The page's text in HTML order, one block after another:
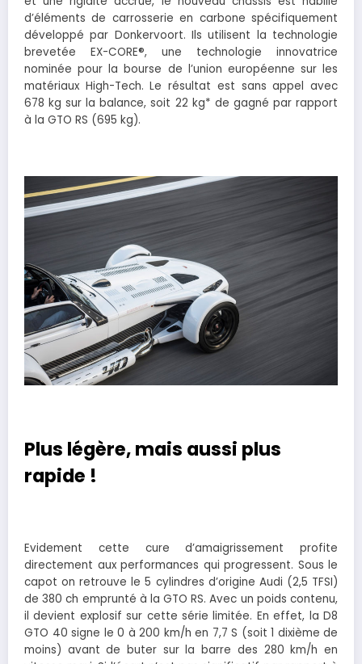
d’éléments de carrosserie en carbone spécifiquement
développé par Donkervoort. Ils utilisent la technologie
brevetée EX-CORE®, une technologie innovatrice
nominée pour la bourse de l’union européenne sur les
matériaux High-Tech. Le résultat est sans appel avec
678 kg sur la balance, soit 22 kg* de gagné par rapport
à la GTO RS (695 kg).
Plus légère, mais aussi plus
rapide !
Evidement cette cure d’amaigrissement profite
directement aux performances qui progressent. Sous le
capot on retrouve le 5 cylindres d’origine Audi (2,5 TFSI)
de 380 ch emprunté à la GTO RS. Avec un poids contenu,
il devient explosif sur cette série limitée. En effet, la D8
GTO 40 signe le 0 à 200 km/h en 7,7 S (soit 1 dixième de
moins) avant de buter sur la barre des 280 km/h en